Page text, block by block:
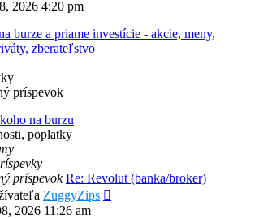
2026 4:20 pm
burze a priame investície - akcie, meny,
zberateľstvo
príspevok
na burzu
poplatky
príspevok Re: Revolut (banka/broker)
ZuggyZips
2026 11:26 am